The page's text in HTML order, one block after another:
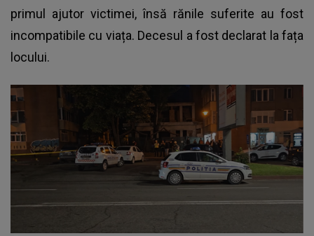
primul ajutor victimei, însă rănile suferite au fost
incompatibile cu viața. Decesul a fost declarat la fața
locului.